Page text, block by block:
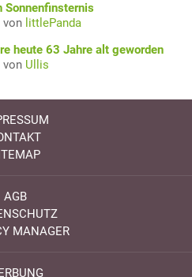
Sonnenfinsternis
von littlePanda
heute 63 Jahre alt geworden
von Ullis
AGB
MANAGER